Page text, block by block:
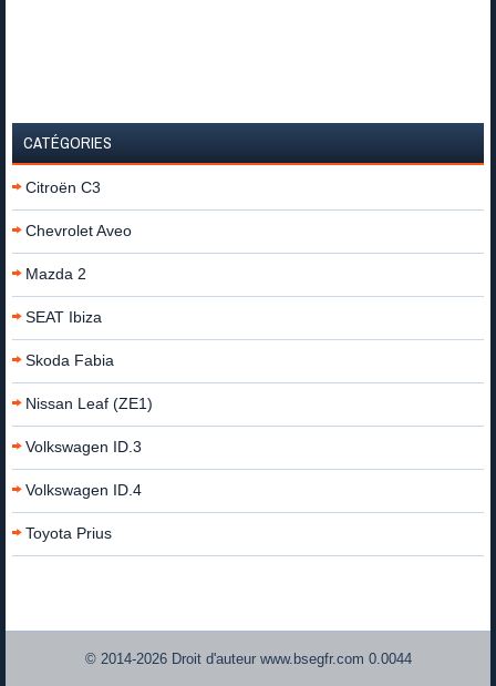
CATÉGORIES
Citroën C3
Chevrolet Aveo
Mazda 2
SEAT Ibiza
Skoda Fabia
Nissan Leaf (ZE1)
Volkswagen ID.3
Volkswagen ID.4
Toyota Prius
© 2014-2026 Droit d'auteur www.bsegfr.com 0.0044